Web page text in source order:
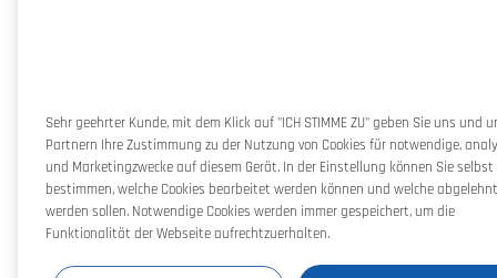
Sehr geehrter Kunde, mit dem Klick auf "ICH STIMME ZU" geben Sie uns und
Partnern Ihre Zustimmung zu der Nutzung von Cookies für notwendige,
und Marketingzwecke auf diesem Gerät. In der Einstellung können Sie selbst
bestimmen, welche Cookies bearbeitet werden können und welche
werden sollen. Notwendige Cookies werden immer gespeichert, um die
Funktionalität der Webseite aufrechtzuerhalten.